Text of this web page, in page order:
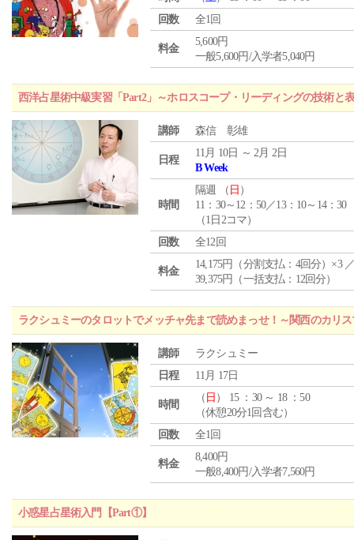
回数
全1回
料金
5,600円
一般5,600円/入学者5,040円
西洋占星術中級実習「Part2」～ホロスコープ・リーディングの技術と
講師 森信 彰雄
日程
11月 10日 ～ 2月 2日
B Week
時間
隔週 （ 日 ）
11：30～12：50／13：10～14：30
（1日2コマ）
回数
全12回
料金
14,175円（分割支払：4回分）×3
39,375円（一括支払：12回分）
ラクシュミーのタロットでメッチャ先まで読めまっせ！～関西のカリ
講師
ラクシュミー
日程
11月 17日
時間
（ 日 ） 15 ：30 ～ 18 ：50
（休憩20分1回含む）
回数
全1回
料金
8,400円
一般8,400円/入学者7,560円
小惑星占星術入門【Part①】